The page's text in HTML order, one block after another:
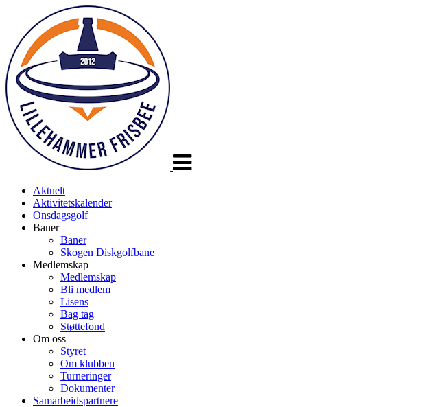
Aktuelt
Aktivitetskalender
Onsdagsgolf
Baner
Baner
Skogen Diskgolfbane
Medlemskap
Medlemskap
Bli medlem
Lisens
Bag tag
Støttefond
Om oss
Styret
Om klubben
Turneringer
Dokumenter
Samarbeidspartnere